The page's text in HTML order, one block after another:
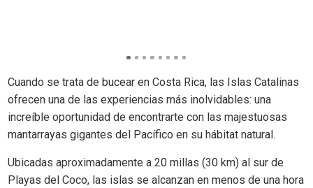
Cuando se trata de bucear en Costa Rica, las Islas Catalinas
ofrecen una de las experiencias más inolvidables: una
increíble oportunidad de encontrarte con las majestuosas
mantarrayas gigantes del Pacífico en su hábitat natural.
Ubicadas aproximadamente a 20 millas (30 km) al sur de
Playas del Coco, las islas se alcanzan en menos de una hora